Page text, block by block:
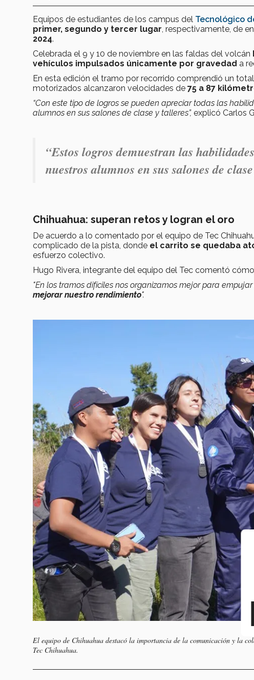
Equipos de estudiantes de los campus del Tecnológico
primer, segundo y tercer lugar , respectivamente, de
2024.
Celebrada el 9 y 10 de noviembre en las faldas del volcán
vehículos impulsados únicamente por gravedad a
En esta edición el tramo por recorrido comprendió un
motorizados alcanzaron velocidades de 75 a 87
“Con este tipo de logros se pueden apreciar todas las
alumnos en sus salones de clase y talleres”, explicó Carlos
“Estos logros demuestran las
nuestros alumnos en sus salones de
Chihuahua: superan retos y logran el oro
De acuerdo a lo comentado por el equipo de Tec
complicado de la pista, donde el carrito se quedaba
esfuerzo colectivo.
Hugo Rivera, integrante del equipo del Tec comentó
"En los tramos difíciles nos organizamos mejor para
mejorar nuestro rendimiento".
El equipo de Chihuahua destacó la importancia de la comunicación y la
Tec Chihuahua.